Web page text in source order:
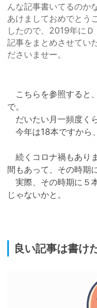
んな記事書いてるのか
あけましておめでとう
したので、2019年に
記事をまとめさせてい
ださいませー。
こちらを参照すると
で。
だいたい月一頻度く
今年は18本ですから
続くコロナ禍もあり
間もあって、その時期
実際、その時期に５
じゃないかと。
良い記事は書け